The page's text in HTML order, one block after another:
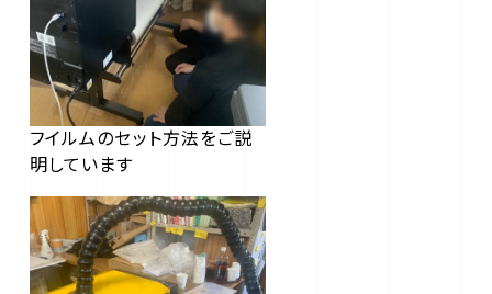
フイルムのセット方法をご説
明しています